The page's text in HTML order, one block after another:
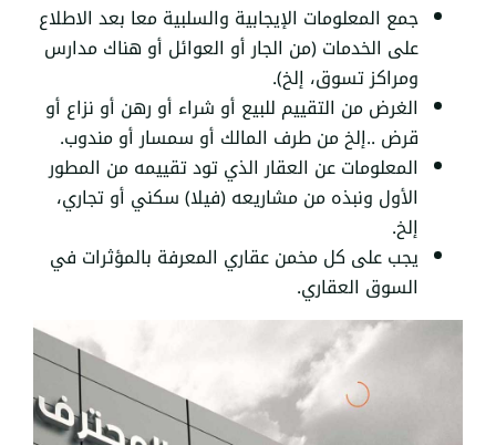
جمع المعلومات الإيجابية والسلبية معا بعد الاطلاع
على الخدمات (من الجار أو العوائل أو هناك مدارس
ومراكز تسوق، إلخ).
الغرض من التقييم للبيع أو شراء أو رهن أو نزاع أو
قرض ..إلخ من طرف المالك أو سمسار أو مندوب.
المعلومات عن العقار الذي تود تقييمه من المطور
الأول ونبذه من مشاريعه (فيلا) سكني أو تجاري،
إلخ.
يجب على كل مخمن عقاري المعرفة بالمؤثرات في
السوق العقاري.